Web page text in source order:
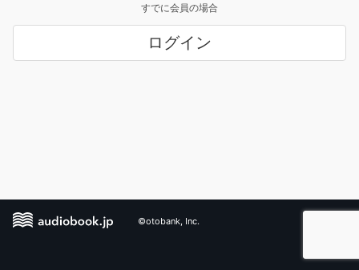
すでに会員の場合
ログイン
©otobank, Inc.